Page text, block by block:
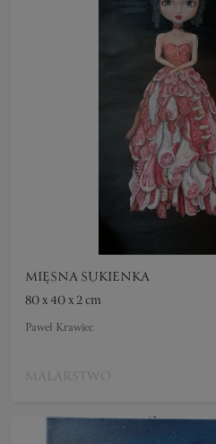
MIĘSNA SUKIENKA
80 x 40 x 2 cm
Paweł Krawiec
MALARSTWO